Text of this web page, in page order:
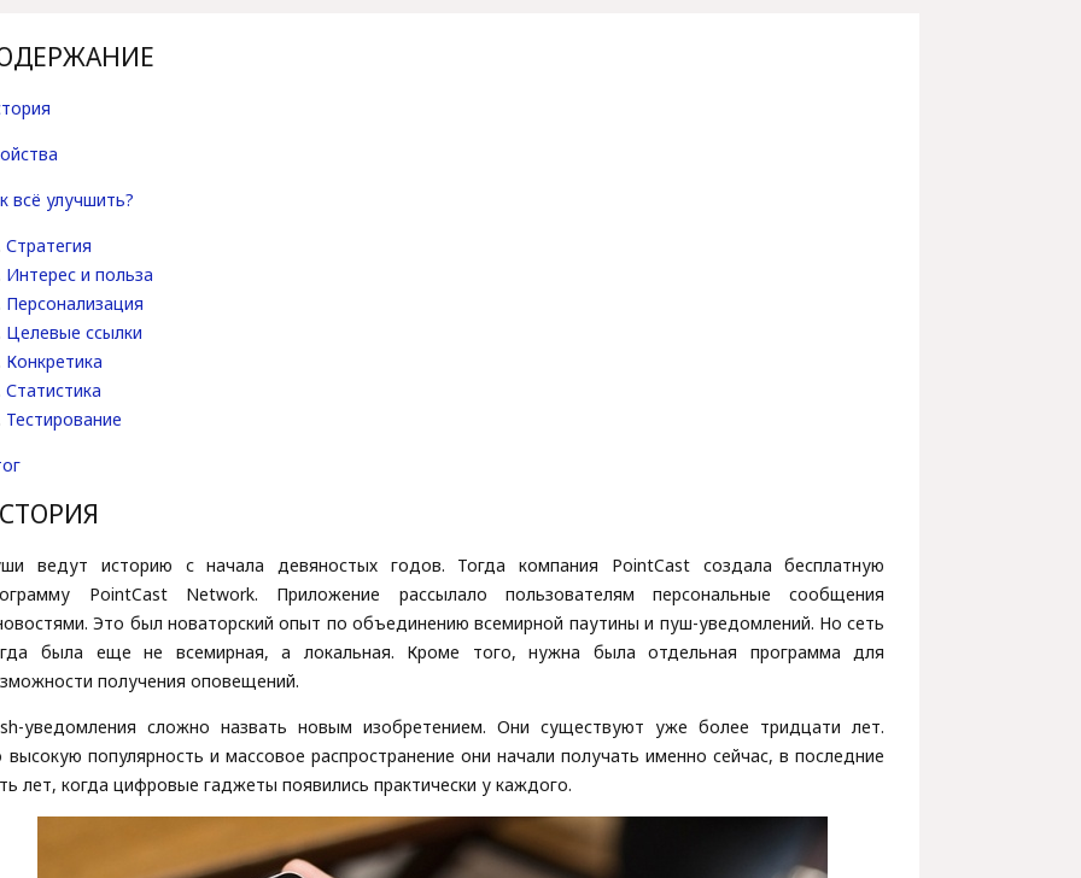
всё улучшить?
Стратегия
Интерес и польза
Персонализация
Целевые ссылки
Конкретика
Статистика
Тестирование
ведут историю с начала девяностых годов. Тогда компания PointCast создала бесплатную
PointCast Network. Приложение рассылало пользователям персональные сообщения
Это был новаторский опыт по объединению всемирной паутины и пуш-уведомлений. Но сеть
была еще не всемирная, а локальная. Кроме того, нужна была отдельная программа для
получения оповещений.
уведомления сложно назвать новым изобретением. Они существуют уже более тридцати лет.
высокую популярность и массовое распространение они начали получать именно сейчас, в последние
лет, когда цифровые гаджеты появились практически у каждого.